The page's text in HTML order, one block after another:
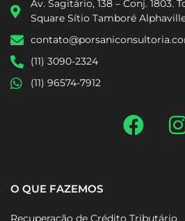
Av. Sagitário, 138 – Conj. 1803.
Square Sítio Tamboré
(11) 3090-2324
O QUE FAZEMOS